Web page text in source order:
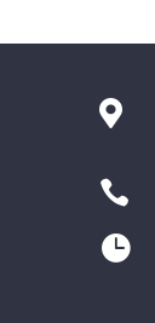


